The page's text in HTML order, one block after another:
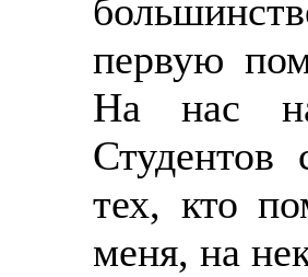
первую
На нас
тех, кто
меня, на